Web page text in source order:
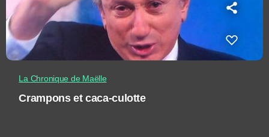
La Chronique de Maëlle
Crampons et caca-culotte